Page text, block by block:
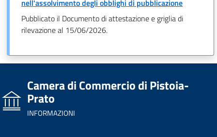
nell'assolvimento degli obblighi di pubblicazione
Pubblicato il Documento di attestazione e griglia di
rilevazione al 15/06/2026.
Camera di Commercio di Pistoia-
Prato
INFORMAZIONI